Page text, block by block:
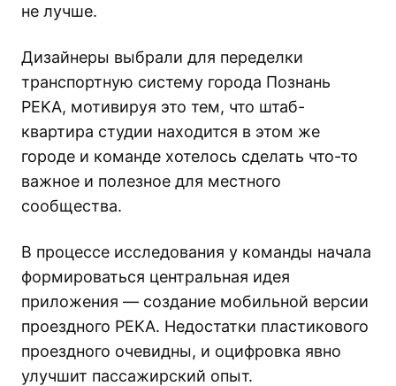
не лучше.
Дизайнеры выбрали для переделки
транспортную систему города Познань
PEKA, мотивируя это тем, что штаб-
квартира студии находится в этом же
городе и команде хотелось сделать что-то
важное и полезное для местного
сообщества.
В процессе исследования у команды начала
формироваться центральная идея
приложения — создание мобильной версии
проездного PEKA. Недостатки пластикового
проездного очевидны, и оцифровка явно
улучшит пассажирский опыт.